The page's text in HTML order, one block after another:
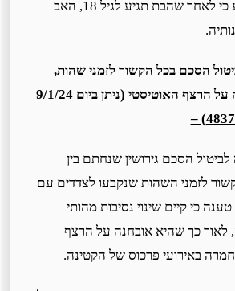
האב לבת. עוד נקבע כי לאחר שהבת תגיע לגיל 18, האב
הסכם בכל הקשור לזמני שהות,
לאור אבחון הקטינה על הרצף האוטיסטי (ניתן ביום 9/1/24
הסכם גירושין שנחתם בין
לזמני השהות שנקבעו לצדדים עם
כי קיים שינוי נסיבות מהותי
כך שהיא אובחנה על הרצף
באירועי פרכוס של הקטינה.